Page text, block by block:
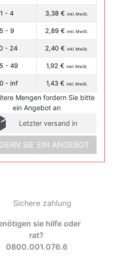
1 - 4 3,38 € inkl. MwSt.
5 - 9 2,89 € inkl. MwSt.
- 24 2,40 € inkl. MwSt.
- 49 1,92 € inkl. MwSt.
- inf 1,43 € inkl. MwSt.
Mengen fordern Sie bitte
ein Angebot an
Letzter versand in
SIE EIN ANGEBOT
AN
Sichere zahlung
sie hilfe oder
rat?
0800.001.076.6